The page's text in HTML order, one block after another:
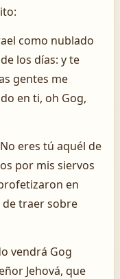
como nublado
los días: y te
gentes me
en ti, oh Gog,
eres tú aquél de
por mis siervos
en
traer sobre
vendrá Gog
Jehová, que